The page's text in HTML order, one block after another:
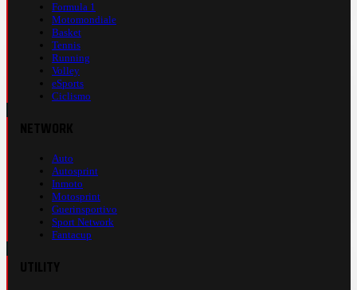
Formula 1
Motomondiale
Basket
Tennis
Running
Volley
eSports
Ciclismo
Auto
Autosprint
Inmoto
Motosprint
Guerinsportivo
Sport Network
Fantacup